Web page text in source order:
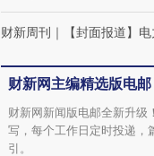
财新周刊 ｜ 【封面报道】
财新网主编精选版电邮
财新网新闻版电邮全新升级
写，每个工作日定时投递，
引。